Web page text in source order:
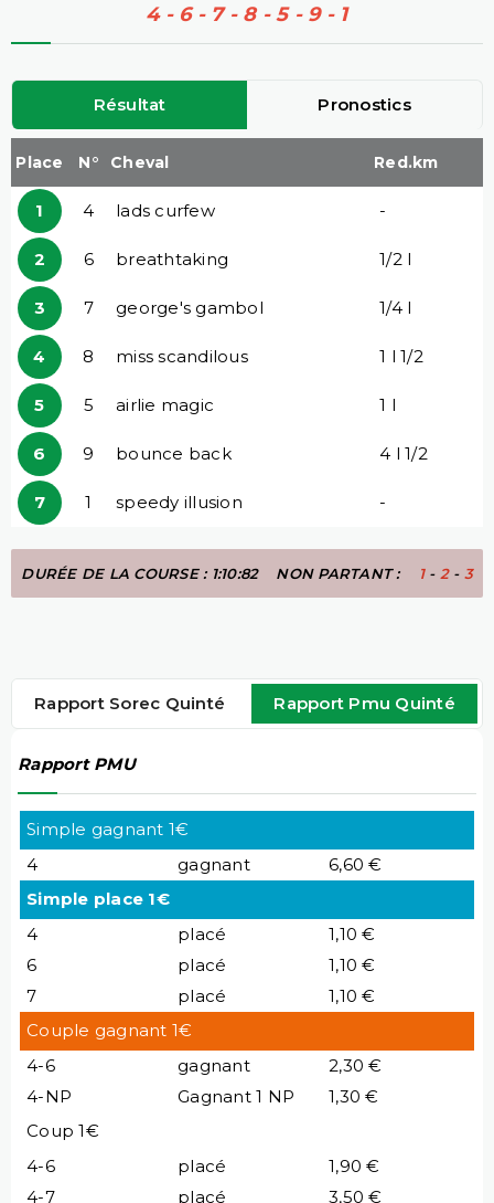
4 - 6 - 7 - 8 - 5 - 9 - 1
Résultat Pronostics
Place N° Cheval Red.km
1 4 lads curfew -
2 6 breathtaking 1/2 l
3 7 george's gambol 1/4 l
4 8 miss scandilous 1 l 1/2
5 5 airlie magic 1 l
6 9 bounce back 4 l 1/2
7 1 speedy illusion -
DURÉE DE LA COURSE : 1:10:82 NON PARTANT : 1- 2- 3
Rapport Sorec Quinté Rapport Pmu Quinté
Rapport PMU
Simple gagnant 1€
4
gagnant
6,60 €
Simple place 1€
4
placé
1,10 €
6
placé
1,10 €
7
placé
1,10 €
Couple gagnant 1€
4-6
gagnant
2,30 €
4-NP
Gagnant 1 NP
1,30 €
Coup 1€
4-6
placé
1,90 €
4-7
placé 3,50 €